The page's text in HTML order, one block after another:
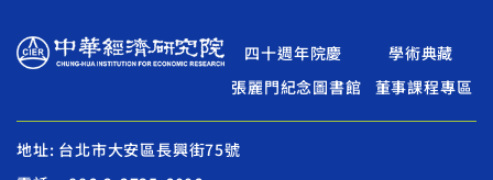
四十週年院慶
學術典藏
張麗門紀念圖書館
董事課程專區
地址: 台北市大安區長興街75號